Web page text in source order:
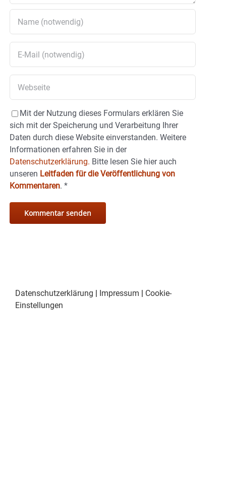
Mit der Nutzung dieses Formulars erklären Sie
sich mit der Speicherung und Verarbeitung Ihrer
Daten durch diese Website einverstanden. Weitere
Informationen erfahren Sie in der
Datenschutzerklärung. Bitte lesen Sie hier auch
unseren Leitfaden für die Veröffentlichung von
Kommentaren. *
Datenschutzerklärung Impressum
Cookie-
Einstellungen